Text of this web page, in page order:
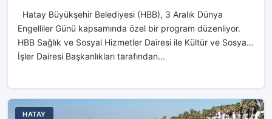
Hatay Büyükşehir Belediyesi (HBB), 3 Aralık Dünya
Engelliler Günü kapsamında özel bir program düzenliyor.
HBB Sağlık ve Sosyal Hizmetler Dairesi ile Kültür ve Sosyal
İşler Dairesi Başkanlıkları tarafından...
HATAY